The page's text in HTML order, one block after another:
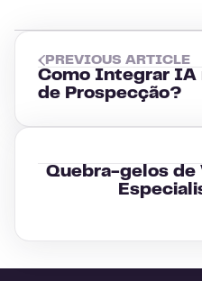
PREVIOUS ARTICLE
Como Integrar IA
de Prospecção?
Quebra-gelos de